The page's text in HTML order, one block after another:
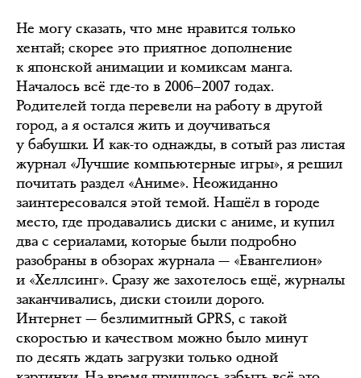
Не могу сказать, что мне нравится только
хентай; скорее это приятное дополнение
к японской анимации и комиксам манга.
Началось всё где-то в 2006–2007 годах.
Родителей тогда перевели на работу в другой
город, а я остался жить и доучиваться
у бабушки. И как-то однажды, в сотый раз листая
журнал «Лучшие компьютерные игры», я решил
почитать раздел «Аниме». Неожиданно
заинтересовался этой темой. Нашёл в городе
место, где продавались диски с аниме, и купил
два с сериалами, которые были подробно
разобраны в обзорах журнала — «Евангелион»
и «Хеллсинг». Сразу же захотелось ещё, журналы
заканчивались, диски стоили дорого.
Интернет — безлимитный GPRS, с такой
скоростью и качеством можно было минут
по десять ждать загрузки только одной